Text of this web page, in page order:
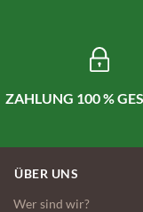
ZAHLUNG 100 %
ÜBER UNS
Wer sind wir?